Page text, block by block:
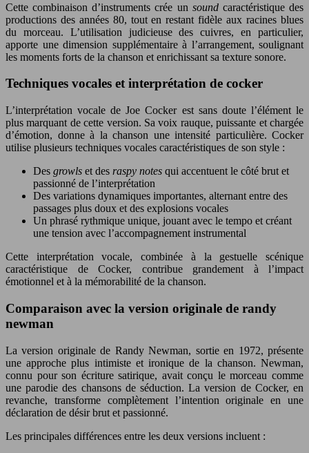
Cette combinaison d’instruments crée un sound caractéristique des
productions des années 80, tout en restant fidèle aux racines blues
du morceau. L’utilisation judicieuse des cuivres, en particulier,
apporte une dimension supplémentaire à l’arrangement, soulignant
les moments forts de la chanson et enrichissant sa texture sonore.
Techniques vocales et interprétation de cocker
L’interprétation vocale de Joe Cocker est sans doute l’élément le
plus marquant de cette version. Sa voix rauque, puissante et chargée
d’émotion, donne à la chanson une intensité particulière. Cocker
utilise plusieurs techniques vocales caractéristiques de son style :
Des growls et des raspy notes qui accentuent le côté brut et
passionné de l’interprétation
Des variations dynamiques importantes, alternant entre des
passages plus doux et des explosions vocales
Un phrasé rythmique unique, jouant avec le tempo et créant
une tension avec l’accompagnement instrumental
Cette interprétation vocale, combinée à la gestuelle scénique
caractéristique de Cocker, contribue grandement à l’impact
émotionnel et à la mémorabilité de la chanson.
Comparaison avec la version originale de randy
newman
La version originale de Randy Newman, sortie en 1972, présente
une approche plus intimiste et ironique de la chanson. Newman,
connu pour son écriture satirique, avait conçu le morceau comme
une parodie des chansons de séduction. La version de Cocker, en
revanche, transforme complètement l’intention originale en une
déclaration de désir brut et passionné.
Les principales différences entre les deux versions incluent :